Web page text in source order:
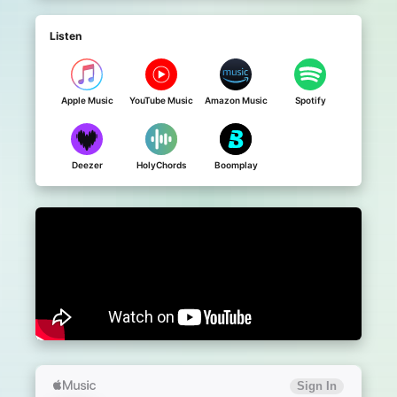
Listen
Apple Music YouTube Music Amazon Music Spotify
Deezer HolyChords Boomplay